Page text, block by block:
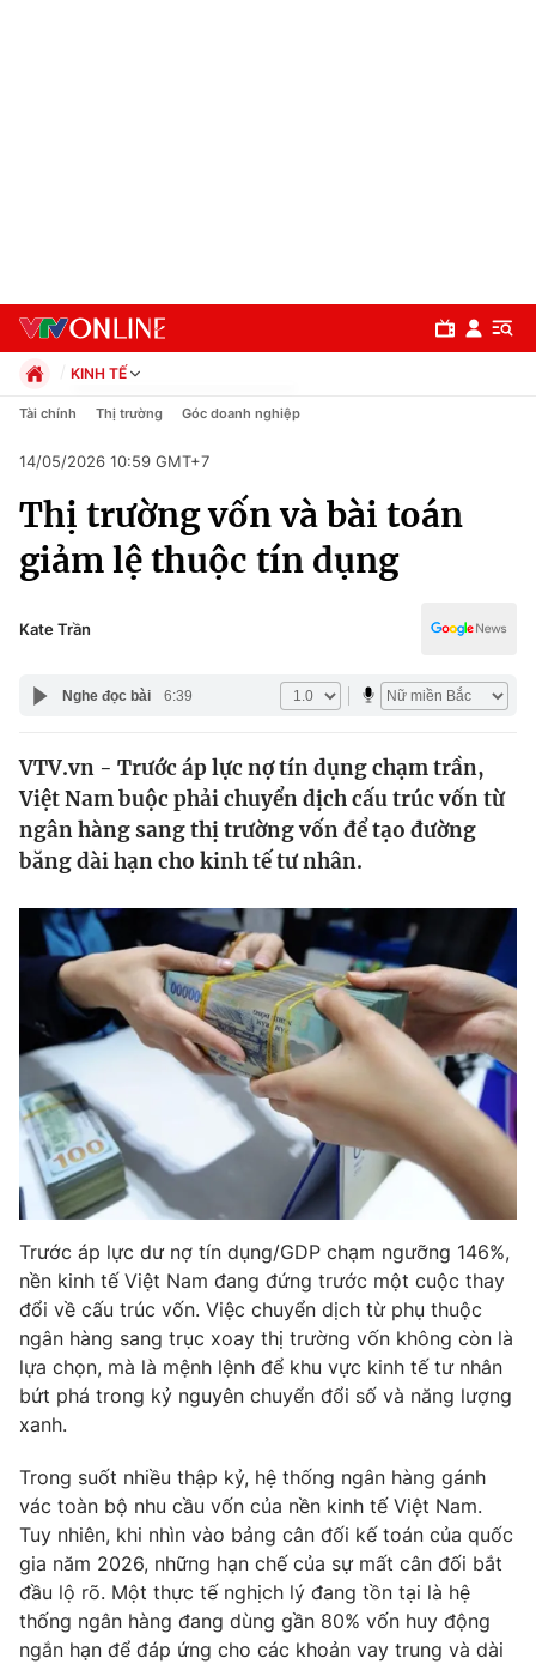
Chuyên mục
Chính trị
Pháp luật
Thế giới
Tin tức
Thế giới đó đây
Câu chuyện quốc tế
Tài chính
Thị trường
Góc doanh nghiệp
Dữ liệu và đời sống
Truyền hình
Phim VTV
Hậu trường
Nhân vật
Khán giả
Giải sao mai
Giải trí
Điện ảnh
Âm nhạc
Sao
Đời sống
Du lịch
Làm đẹp
Chất lượng cuộc sống
Giáo dục
Tuyển sinh
Học trực tuyến
Công nghệ
Hitech Công nghệ tương lai
Sản phẩm
Tư vấn
Giao lưu trực tuyến
Chuyên mục khác
Emagazine Podcast
Photo Infographic
KINH TẾ
Chính trị
Pháp luật
Kinh tế
Thể thao
Truyền hình
Y tế
Công nghệ
Tài chính Thị trường Góc doanh nghiệp
14/05/2026 10:59 GMT+7
Thị trường vốn và bài toán
giảm lệ thuộc tín dụng
Kate Trần
Nghe đọc bài 6:39
VTV.vn - Trước áp lực nợ tín dụng chạm trần,
Việt Nam buộc phải chuyển dịch cấu trúc vốn từ
ngân hàng sang thị trường vốn để tạo đường
băng dài hạn cho kinh tế tư nhân.
Trước áp lực dư nợ tín dụng/GDP chạm ngưỡng 146%,
nền kinh tế Việt Nam đang đứng trước một cuộc thay
đổi về cấu trúc vốn. Việc chuyển dịch từ phụ thuộc
ngân hàng sang trục xoay thị trường vốn không còn là
lựa chọn, mà là mệnh lệnh để khu vực kinh tế tư nhân
bứt phá trong kỷ nguyên chuyển đổi số và năng lượng
xanh.
Trong suốt nhiều thập kỷ, hệ thống ngân hàng gánh
vác toàn bộ nhu cầu vốn của nền kinh tế Việt Nam.
Tuy nhiên, khi nhìn vào bảng cân đối kế toán của quốc
gia năm 2026, những hạn chế của sự mất cân đối bắt
đầu lộ rõ. Một thực tế nghịch lý đang tồn tại là hệ
thống ngân hàng đang dùng gần 80% vốn huy động
ngắn hạn để đáp ứng cho các khoản vay trung và dài